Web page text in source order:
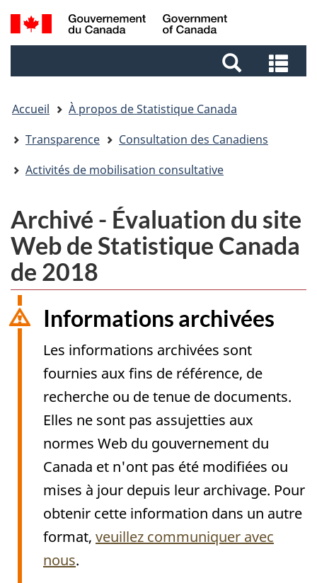
Aller
au
Aller
au
Passer
à
Recherche
et
et
Accueil
À propos de Statistique Canada
Transparence
Consultation des Canadiens
Activités de mobilisation consultative
Archivé - Évaluation du site
Web de Statistique Canada
de 2018
Informations archivées
Les informations archivées sont
fournies aux fins de référence, de
recherche ou de tenue de documents.
Elles ne sont pas assujetties aux
normes Web du gouvernement du
Canada et n'ont pas été modifiées ou
mises à jour depuis leur archivage. Pour
obtenir cette information dans un autre
format, veuillez communiquer avec
nous.